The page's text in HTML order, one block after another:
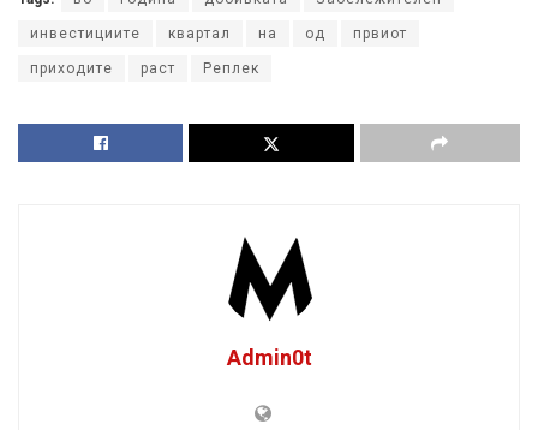
инвестициите квартал на од првиот
приходите раст Реплек
Admin0t